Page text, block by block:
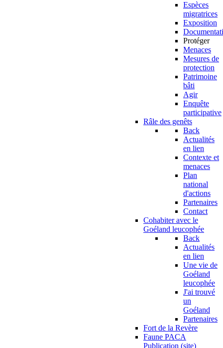
Espèces
migratrices
Exposition
Protéger
Menaces
Mesures de
protection
Patrimoine
bâti
Agir
Enquête
participative
Râle des genêts
Back
Actualités
en lien
Contexte et
menaces
Plan
national
d'actions
Partenaires
Contact
Cohabiter avec le
Goéland leucophée
Back
Actualités
en lien
Une vie de
Goéland
leucophée
J'ai trouvé
un
Goéland
Partenaires
Fort de la Revère
Faune PACA
Publication (site)